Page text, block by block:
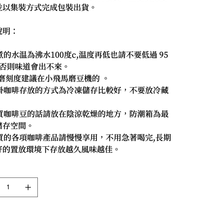
以集裝方式完成包裝出貨。
：
的水温為沸水100度c,温度再低也請不要低過 95
則味道會出不來。
刻度建議在小飛馬磨豆機的 。
咖啡存放的方式為冷凍儲存比較好，不要放冷藏
咖啡豆的話請放在陰涼乾燥的地方，防潮箱為最
空間。
的各項咖啡產品請慢慢享用，不用急著喝完,長期
的置放環境下存放越久風味越佳。